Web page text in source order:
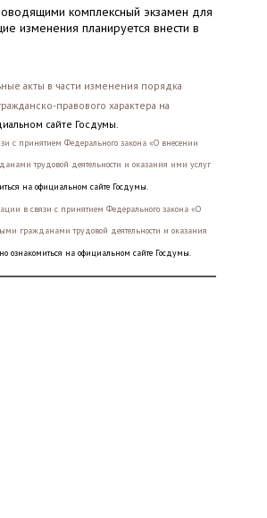
комплексный экзамен для
изменения планируется внести в
акты в части изменения порядка
правового характера на
сайте Госдумы.
с принятием Федерального закона «О внесении
трудовой деятельности и оказания ими услуг
на официальном сайте Госдумы.
в связи с принятием Федерального закона «О
гражданами трудовой деятельности и оказания
ознакомиться на официальном сайте Госдумы.